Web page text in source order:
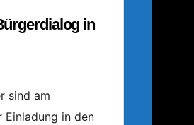
in
sind am
Einladung in den